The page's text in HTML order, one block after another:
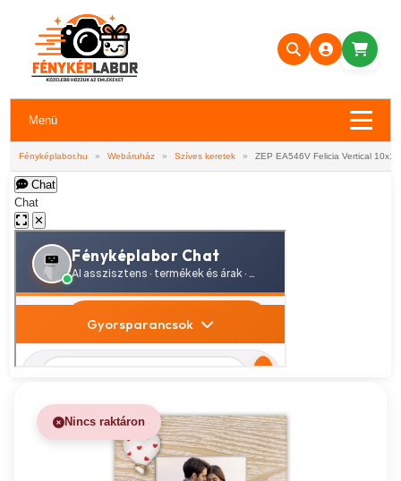
Menü
Fényképlabor.hu » Webáruház » Szíves keretek » ZEP EA546V Felicia Vertical 10x15
Chat
Chat
✕
Nincs raktáron